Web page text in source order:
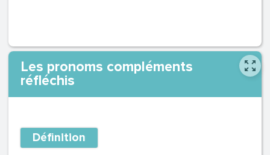
Les pronoms compléments
réfléchis
Définition